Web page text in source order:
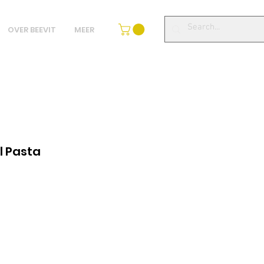
OVER BEEVIT MEER
Pasta